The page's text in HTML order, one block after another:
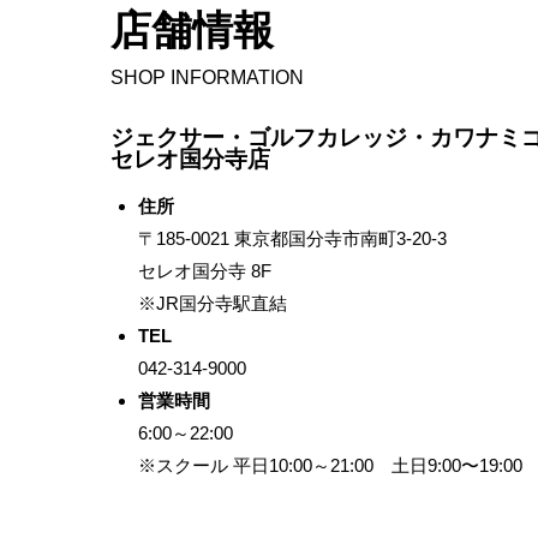
店舗情報
SHOP INFORMATION
ジェクサー・ゴルフカレッジ・カワナミ
セレオ国分寺店
住所
〒185-0021 東京都国分寺市南町3-20-3
セレオ国分寺 8F
※JR国分寺駅直結
TEL
042-314-9000
営業時間
6:00～22:00
※スクール 平日10:00～21:00 土日9:00〜19:00